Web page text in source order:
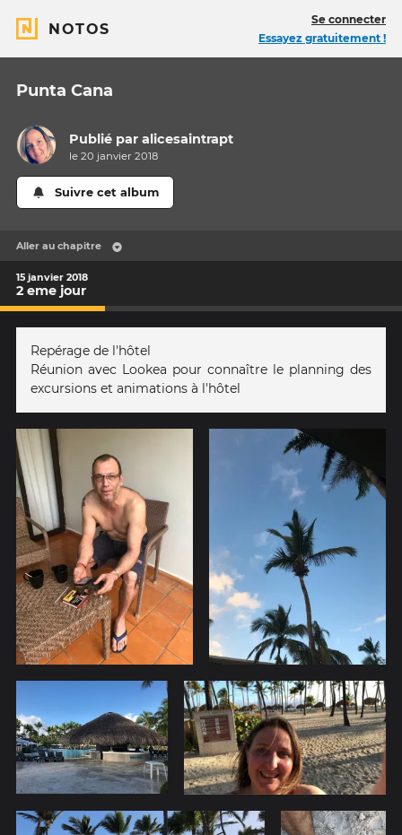
NOTOS
Se connecter
Essayez gratuitement !
Punta Cana
Publié paralicesaintrapt
le 20 janvier 2018
Suivre cet album
Aller au chapitre
15 janvier 2018
2 eme jour
Repérage de l'hôtel
Réunion avec Lookea pour connaître le planning des
excursions et animations à l'hôtel